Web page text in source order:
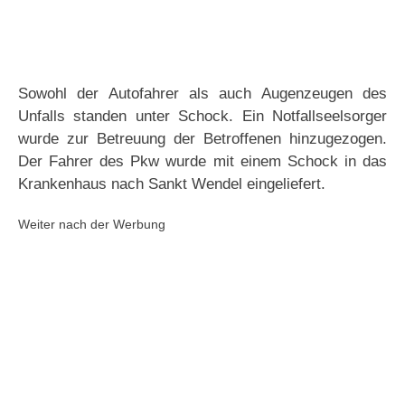
Sowohl der Autofahrer als auch Augenzeugen des
Unfalls standen unter Schock. Ein Notfallseelsorger
wurde zur Betreuung der Betroffenen hinzugezogen.
Der Fahrer des Pkw wurde mit einem Schock in das
Krankenhaus nach Sankt Wendel eingeliefert.
Weiter nach der Werbung